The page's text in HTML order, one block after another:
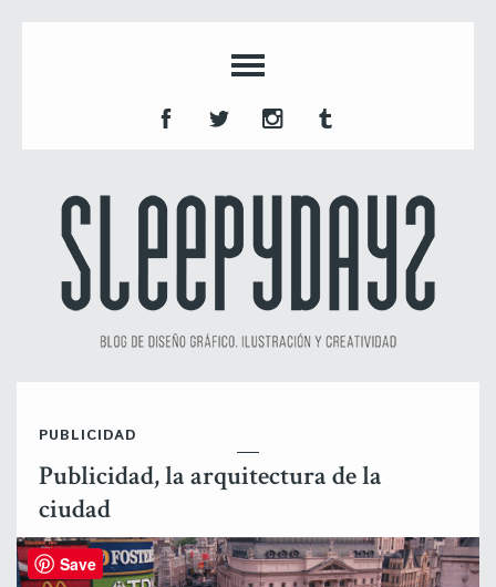
PUBLICIDAD
Publicidad, la arquitectura de la
ciudad
Save